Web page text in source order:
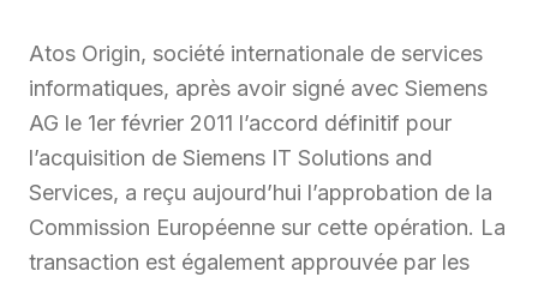
Atos Origin, société internationale de services
informatiques, après avoir signé avec Siemens
AG le 1er février 2011 l’accord définitif pour
l’acquisition de Siemens IT Solutions and
Services, a reçu aujourd’hui l’approbation de la
Commission Européenne sur cette opération. La
transaction est également approuvée par les